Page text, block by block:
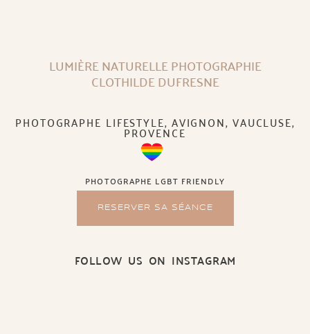
LUMIÈRE NATURELLE PHOTOGRAPHIE
CLOTHILDE DUFRESNE
PHOTOGRAPHE LIFESTYLE, AVIGNON, VAUCLUSE,
PROVENCE
PHOTOGRAPHE LGBT FRIENDLY
RESERVER SA SÉANCE
FOLLOW US ON INSTAGRAM